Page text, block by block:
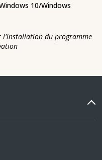
10/Windows
l'installation du programme